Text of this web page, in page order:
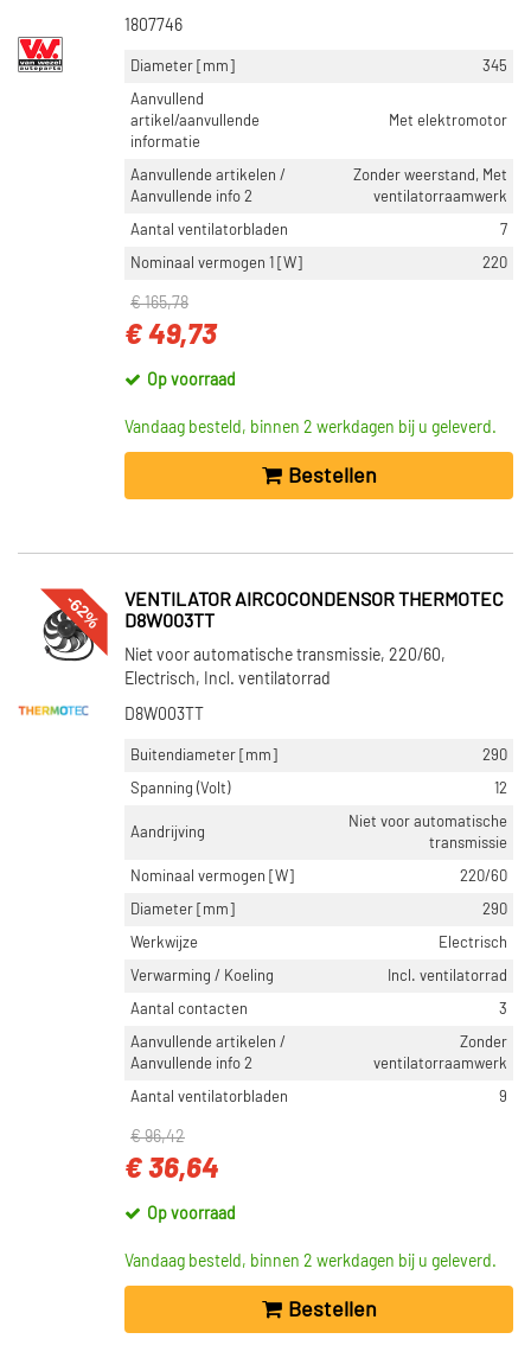
Ava Cooling (748)
Toon meer
CATEGORIEËN
Ventilatorwiel-motorkoeling (7927)
Ventilator aircocondensor (332)
Ventilatormotor (93)
Motorverwarming (10)
Ventilatormotor regelaar (1)
Niet op voorraad (5375)
Op voorraad (2656)
1807746
Diameter [mm]
345
Aanvullend
artikel/aanvullende
informatie
Met elektromotor
Aanvullende artikelen /
Aanvullende info 2
Zonder weerstand, Met
ventilatorraamwerk
Aantal ventilatorbladen
7
Nominaal vermogen 1 [W]
220
€ 165,78
€ 49,73
Op voorraad
Vandaag besteld, binnen 2 werkdagen bij u geleverd.
Bestellen
-62%
VENTILATOR AIRCOCONDENSOR THERMOTEC
D8W003TT
Niet voor automatische transmissie, 220/60,
Electrisch, Incl. ventilatorrad
D8W003TT
Buitendiameter [mm]
290
Spanning (Volt)
12
Aandrijving
Niet voor automatische
transmissie
Nominaal vermogen [W]
220/60
Diameter [mm]
290
Werkwijze
Electrisch
Verwarming / Koeling
Incl. ventilatorrad
Aantal contacten
3
Aanvullende artikelen /
Aanvullende info 2
Zonder
ventilatorraamwerk
Aantal ventilatorbladen
9
€ 96,42
€ 36,64
Op voorraad
Vandaag besteld, binnen 2 werkdagen bij u geleverd.
Bestellen